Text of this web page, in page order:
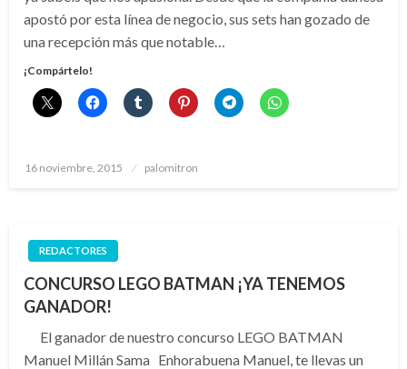
apostó por esta línea de negocio, sus sets han gozado de
una recepción más que notable…
¡Compártelo!
Publicado
16 noviembre, 2015 palomitron
REDACTORES
CONCURSO LEGO BATMAN ¡YA TENEMOS
GANADOR!
El ganador de nuestro concurso LEGO BATMAN
Manuel Millán Sama Enhorabuena Manuel, te llevas un